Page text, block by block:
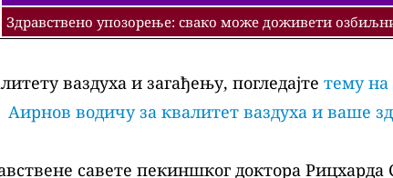
Здравствено упозорење: свако може доживети
ваздуха и загађењу, погледајте тему на
Аирнов водичу за квалитет ваздуха и ваше
савете пекиншког доктора